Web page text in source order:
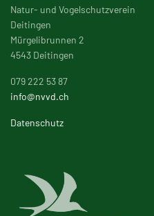
Natur- und Vogelschutzverein
Deitingen
Mürgelibrunnen 2
4543 Deitingen
079 222 53 87
info@nvvd.ch
Datenschutz